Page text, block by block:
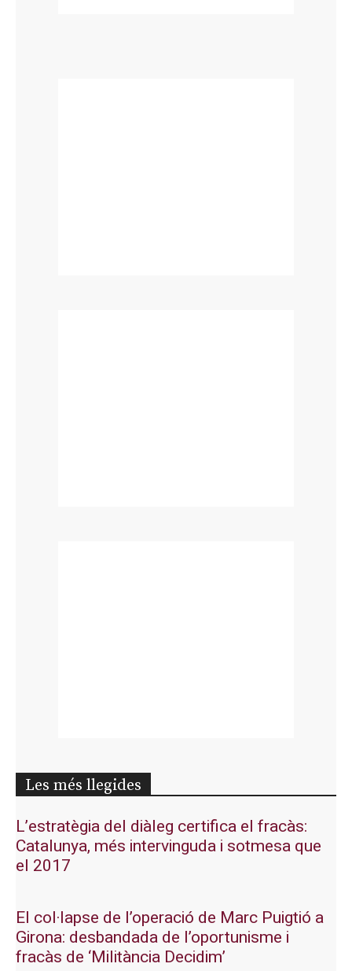
Les més llegides
L’estratègia del diàleg certifica el fracàs:
Catalunya, més intervinguda i sotmesa que
el 2017
El col·lapse de l’operació de Marc Puigtió a
Girona: desbandada de l’oportunisme i
fracàs de ‘Militància Decidim’